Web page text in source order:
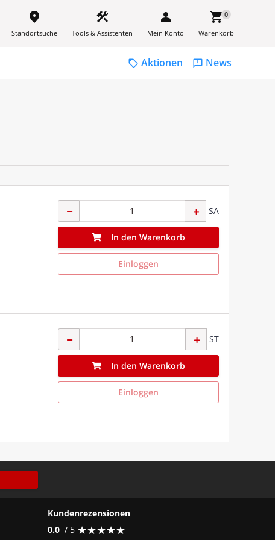
place
Standortsuche
construction
Tools & Assistenten
person
Mein Konto
shopping_cart0
Warenkorb
sell Aktionen feedback News
SA
In den Warenkorb
Einloggen
ST
In den Warenkorb
Einloggen
Kundenrezensionen
0.0 / 5 ★★★★★
★★★★★